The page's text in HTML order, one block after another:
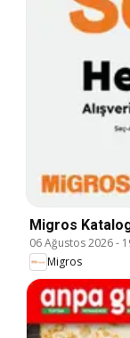
Migros
06 Ağustos 2026-
Migros